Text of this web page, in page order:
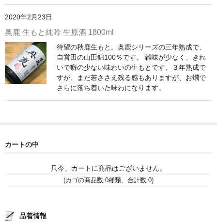
竹泉 田治米（兵庫県朝来市）
奥播磨 下村酒造店（兵庫県姫路市安富町）
諏訪泉 諏訪酒造（鳥取県八頭郡智頭町）
✚旭日 旭日酒造（島根県出雲市）
明るい農村 霧島町蒸留所（鹿児島県霧島市）
鉄輪 瑞鷹（熊本県熊本市）
2020年2月23日
奥鹿 生もと純吟 生原酒 1800ml
待望の秋鹿生もと。奥鹿シリーズの三年熟成で、
自営田の山田錦100％です。 雑味が少なく、きれ
いで癖の少ない味わいの生もとです。３年熟成で
すが、まだ若ささえ残る感もありますが、お燗で
さらに落ち着いた味わになります。
カートの中
只今、カートに商品はございません。
(カゴの商品数:0種類、合計数:0)
品着情報